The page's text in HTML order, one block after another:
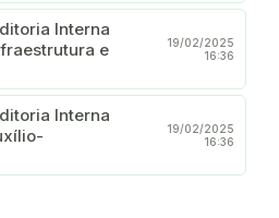
Interna
e
19/02/2025
16:36
Interna
19/02/2025
16:36